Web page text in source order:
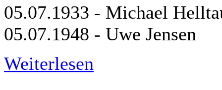
05.07.1933 - Michael
05.07.1948 - Uwe Jensen
Weiterlesen